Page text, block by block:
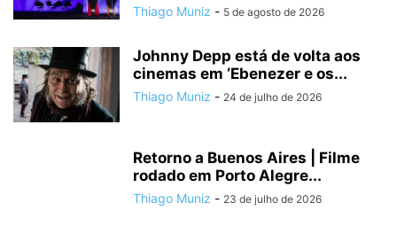
Thiago Muniz - 5 de agosto de 2026
Johnny Depp está de volta aos
cinemas em ‘Ebenezer e os...
Thiago Muniz - 24 de julho de 2026
Retorno a Buenos Aires | Filme
rodado em Porto Alegre...
Thiago Muniz - 23 de julho de 2026